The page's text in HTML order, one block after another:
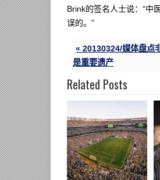
Brink的签名人士说：“中
误的。”
« 20130324/媒体盘点
是重要遗产
Related Posts